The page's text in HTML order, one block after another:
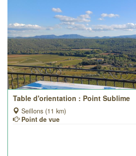
Table d'orientation : Point Sublime
Seillons (11 km)
Point de vue